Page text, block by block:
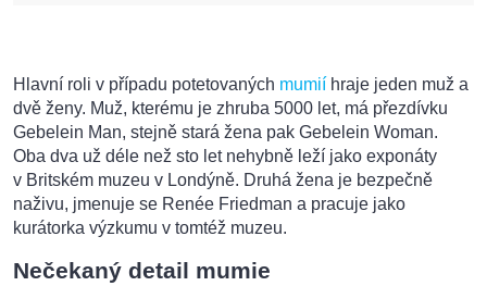
Hlavní roli v případu potetovaných mumií hraje jeden muž a
dvě ženy. Muž, kterému je zhruba 5000 let, má přezdívku
Gebelein Man, stejně stará žena pak Gebelein Woman.
Oba dva už déle než sto let nehybně leží jako exponáty
v Britském muzeu v Londýně. Druhá žena je bezpečně
naživu, jmenuje se Renée Friedman a pracuje jako
kurátorka výzkumu v tomtéž muzeu.
Nečekaný detail mumie